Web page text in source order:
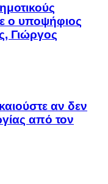
ο υποψήφιος
Γιώργος
αν δεν
από τον